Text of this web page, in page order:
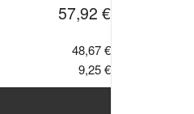
57,92 €
48,67 €
9,25 €